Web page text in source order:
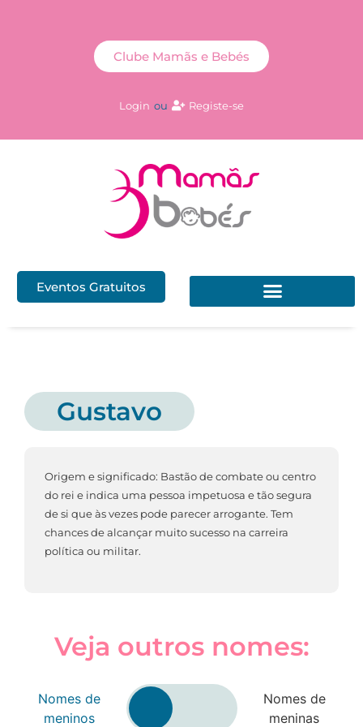
Login ou Registe-se
Clube Mamãs e Bebés
Eventos Gratuitos
Gustavo
Origem e significado: Bastão de combate ou centro
do rei e indica uma pessoa impetuosa e tão segura
de si que às vezes pode parecer arrogante. Tem
chances de alcançar muito sucesso na carreira
política ou militar.
Veja outros nomes:
Nomes de
meninos
Nomes de
meninas